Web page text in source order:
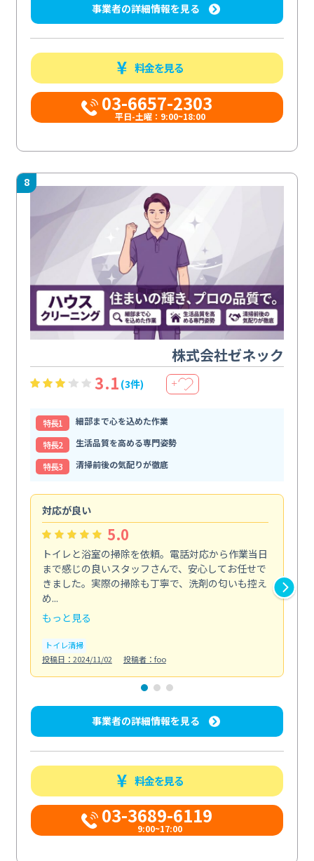
事業者の詳細情報を見る
料金を見る
03-6657-2303
平日-土曜：9:00~18:00
8
株式会社ゼネック
3.1 (3件) ＋
特⻑1
細部まで心を込めた作業
特⻑2
生活品質を高める専門姿勢
特⻑3
清掃前後の気配りが徹底
対応が良い
5.0
トイレと浴室の掃除を依頼。電話対応から作業当日
まで感じの良いスタッフさんで、安心してお任せで
きました。実際の掃除も丁寧で、洗剤の匂いも控え
め...
もっと見る
トイレ清掃
投稿日：2024/11/02
投稿者：foo
事業者の詳細情報を見る
料金を見る
03-3689-6119
9:00~17:00